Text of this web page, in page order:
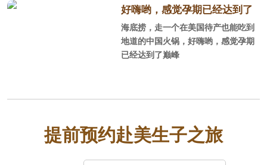
公停止工作，陪产的性价比不如找个
月子中心。一般对美国不太熟悉，或
者只是游玩过，同行的人也都不会外
语或者没有国外生活经历，建议订月
好嗨哟，感觉孕期已经达到了
巅峰
海底捞，走一个在美国待产也能吃到
地道的中国火锅，好嗨哟，感觉孕期
已经达到了巅峰
提前预约赴美生子之旅